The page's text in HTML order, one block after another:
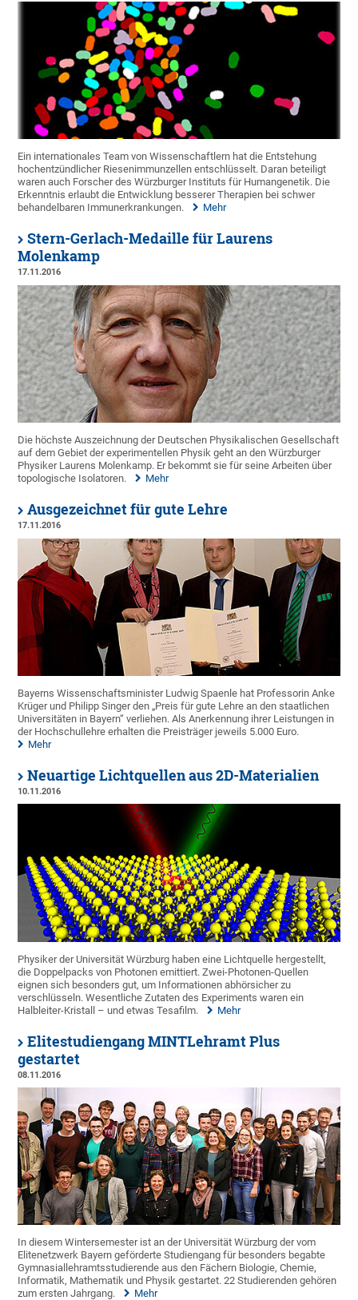
Ein internationales Team von Wissenschaftlern hat die Entstehung
hochentzündlicher Riesenimmunzellen entschlüsselt. Daran beteiligt
waren auch Forscher des Würzburger Instituts für Humangenetik. Die
Erkenntnis erlaubt die Entwicklung besserer Therapien bei schwer
behandelbaren Immunerkrankungen.
Mehr
Stern-Gerlach-Medaille für Laurens
Molenkamp
17.11.2016
Die höchste Auszeichnung der Deutschen Physikalischen Gesellschaft
auf dem Gebiet der experimentellen Physik geht an den Würzburger
Physiker Laurens Molenkamp. Er bekommt sie für seine Arbeiten über
topologische Isolatoren.
Mehr
Ausgezeichnet für gute Lehre
17.11.2016
Bayerns Wissenschaftsminister Ludwig Spaenle hat Professorin Anke
Krüger und Philipp Singer den „Preis für gute Lehre an den staatlichen
Universitäten in Bayern“ verliehen. Als Anerkennung ihrer Leistungen in
der Hochschullehre erhalten die Preisträger jeweils 5.000 Euro.
Mehr
Neuartige Lichtquellen aus 2D-Materialien
10.11.2016
Physiker der Universität Würzburg haben eine Lichtquelle hergestellt,
die Doppelpacks von Photonen emittiert. Zwei-Photonen-Quellen
eignen sich besonders gut, um Informationen abhörsicher zu
verschlüsseln. Wesentliche Zutaten des Experiments waren ein
Halbleiter-Kristall – und etwas Tesafilm.
Mehr
Elitestudiengang MINTLehramt Plus
gestartet
08.11.2016
In diesem Wintersemester ist an der Universität Würzburg der vom
Elitenetzwerk Bayern geförderte Studiengang für besonders begabte
Gymnasiallehramtsstudierende aus den Fächern Biologie, Chemie,
Informatik, Mathematik und Physik gestartet. 22 Studierenden gehören
zum ersten Jahrgang.
Mehr